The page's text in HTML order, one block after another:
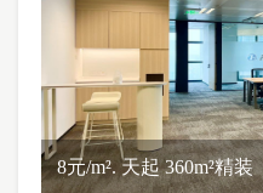
8元/m². 天起 360m²精装